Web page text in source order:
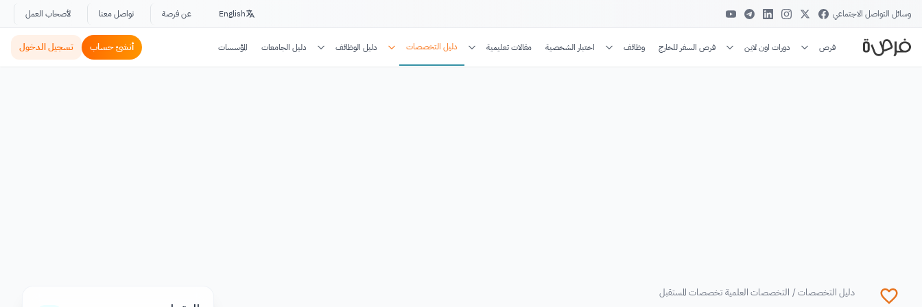
وسائل التواصل الاجتماعي English عن فرصة تواصل معنا لأصحاب العمل
فرص دورات اون لاين فرص السفر للخارج وظائف اختبار الشخصية مقالات تعليمية دليل التخصصات دليل الوظائف دليل الجامعات المؤسسات أنشئ حساب تسجيل الدخول
دليل التخصصات/ التخصصات العلمية تخصصات المستقبل